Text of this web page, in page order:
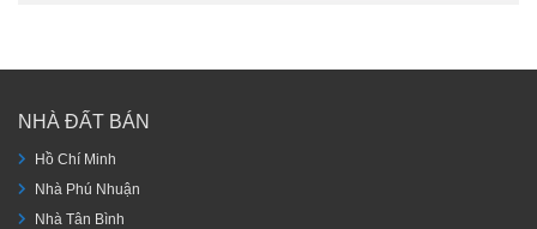
NHÀ ĐẤT BÁN
Hồ Chí Minh
Nhà Phú Nhuận
Nhà Tân Bình